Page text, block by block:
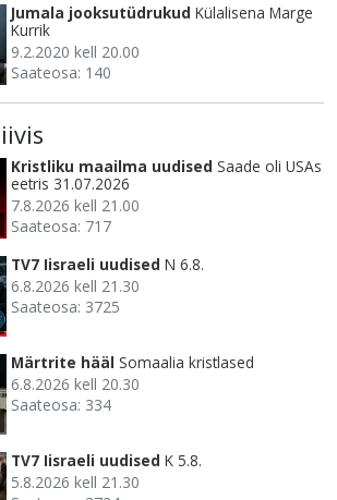
Jumala jooksutüdrukud Külalisena Marge
Kurrik
9.2.2020 kell 20.00
Saateosa: 140
Kristliku maailma uudised Saade oli USAs
eetris 31.07.2026
7.8.2026 kell 21.00
Saateosa: 717
TV7 Iisraeli uudised N 6.8.
6.8.2026 kell 21.30
Saateosa: 3725
Märtrite hääl Somaalia kristlased
6.8.2026 kell 20.30
Saateosa: 334
TV7 Iisraeli uudised K 5.8.
5.8.2026 kell 21.30